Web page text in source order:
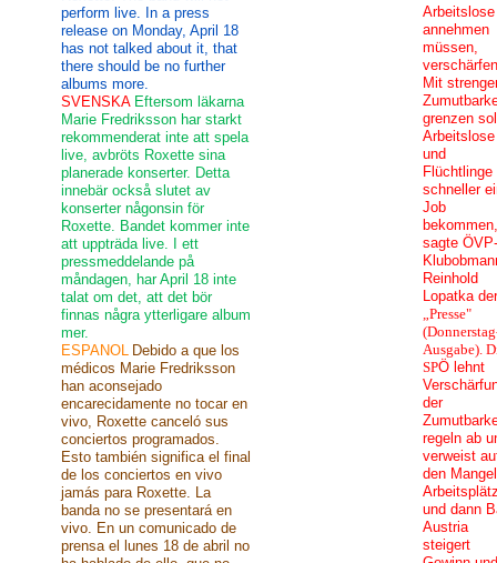
Arbeitslose
annehmen
müssen,
Mit
grenzen
Arbeitslose
und
Flüchtlinge
schneller
Job
bekommen,
sagte ÖVP-
Reinhold
Lopatka der
„Presse"
Ausgabe).
SPÖ lehnt
der
regeln ab
verweist
den
und dann
Austria
steigert
perform live. In a press
release on Monday, April 18
has not talked about it, that
there should be no further
albums more.
SVENSKA Eftersom läkarna
Marie Fredriksson har starkt
rekommenderat inte att spela
live, avbröts Roxette sina
planerade konserter. Detta
innebär också slutet av
konserter någonsin för
Roxette. Bandet kommer inte
att uppträda live. I ett
pressmeddelande på
måndagen, har April 18 inte
talat om det, att det bör
finnas några ytterligare album
mer.
ESPANOL Debido a que los
médicos Marie Fredriksson
han aconsejado
encarecidamente no tocar en
vivo, Roxette canceló sus
conciertos programados.
Esto también significa el final
de los conciertos en vivo
jamás para Roxette. La
banda no se presentará en
vivo. En un comunicado de
prensa el lunes 18 de abril no